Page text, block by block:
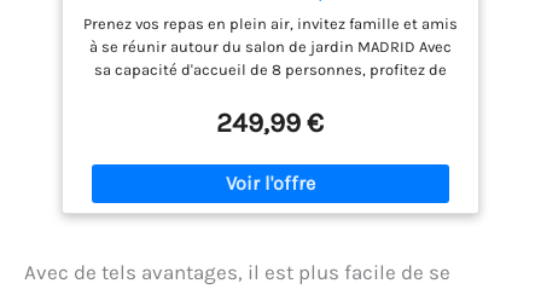
Prenez vos repas en plein air, invitez famille et amis
à se réunir autour du salon de jardin MADRID Avec
sa capacité d'accueil de 8 personnes, profitez de
d'installation et de rangement grâce à ses 8
chaises empilables - facile à entretenir Composé
d'un plateau de table en verre trempé, le salon
MADRID apporte modernité et design ! Dimensions
table : L. 190 x l. 80 x H. 73 cm - Dimensions chaise :
249,99 €
Avec de tels avantages, il est plus facile de se